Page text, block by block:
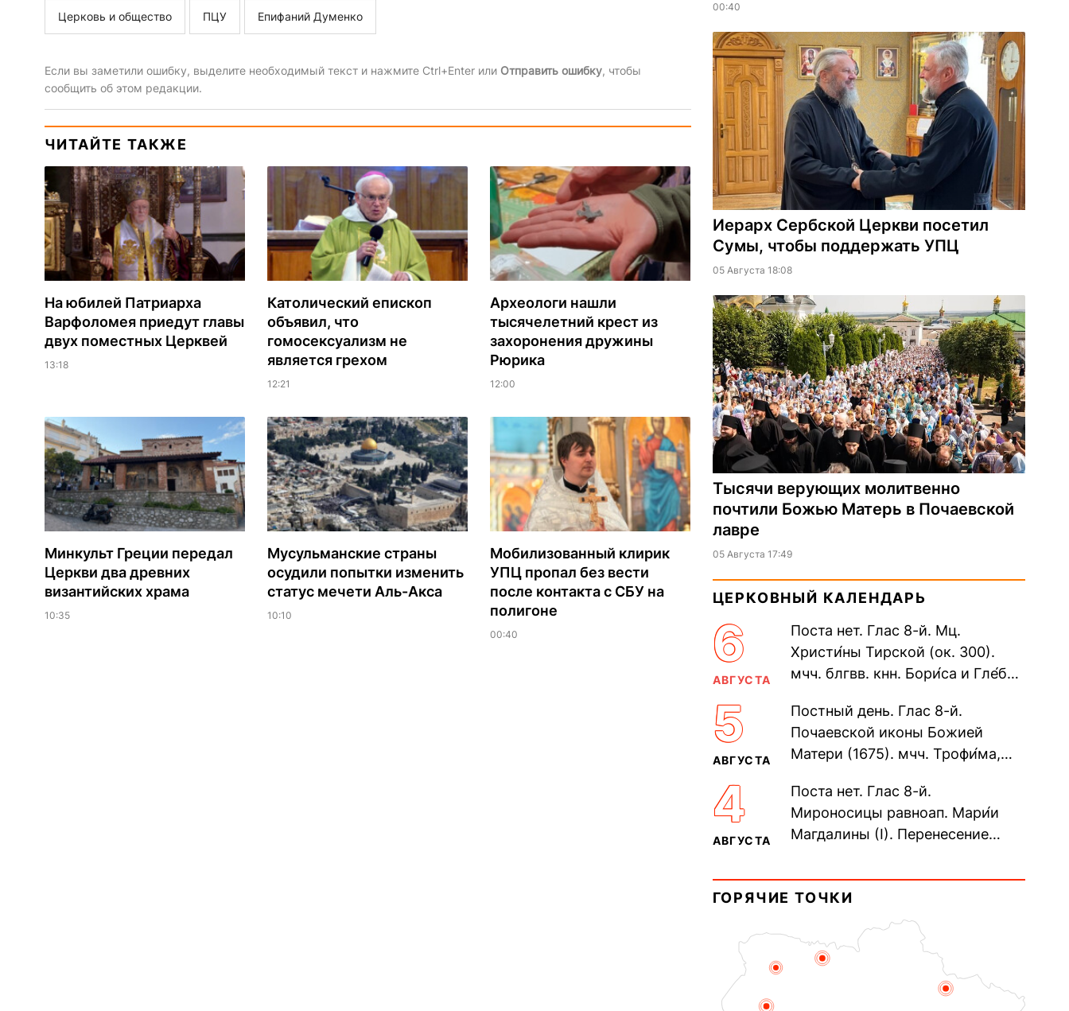
Церковь и общество ПЦУ Епифаний Думенко
Если вы заметили ошибку, выделите необходимый текст и нажмите Ctrl+Enter или Отправить ошибку, чтобы
сообщить об этом редакции.
ЧИТАЙТЕ ТАКЖЕ
На юбилей Патриарха
Варфоломея приедут главы
двух поместных Церквей
13:18
Католический епископ
объявил, что
гомосексуализм не
является грехом
12:21
Археологи нашли
тысячелетний крест из
захоронения дружины
Рюрика
12:00
Минкульт Греции передал
Церкви два древних
византийских храма
10:35
Мусульманские страны
осудили попытки изменить
статус мечети Аль-Акса
10:10
Мобилизованный клирик
УПЦ пропал без вести
после контакта с СБУ на
полигоне
00:40
00:40
Иерарх Сербской Церкви посетил
Сумы, чтобы поддержать УПЦ
05 Августа 18:08
Тысячи верующих молитвенно
почтили Божью Матерь в Почаевской
лавре
05 Августа 17:49
ЦЕРКОВНЫЙ КАЛЕНДАРЬ
6
АВГУСТА
Поста нет. Глас 8-й. Мц.
Христи́ны Тирской (ок. 300).
мчч. блгвв. кнн. Бори́са и Гле́ба,
Дави́да (1015). Прп....
5
АВГУСТА
Постный день. Глас 8-й.
Почаевской иконы Божией
Матери (1675). мчч. Трофи́ма,
мучеников (284–305). прав.
воина Фео́дора...
4
АВГУСТА
Поста нет. Глас 8-й.
Мироносицы равноап. Мари́и
Магдалины (I). Перенесение
Синопского (403–404). Прп.
Корни́лия...
ГОРЯЧИЕ ТОЧКИ